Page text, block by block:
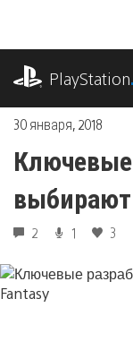
содержимому
PlayStation
30 января, 2018
Ключевые
выбирают
2 1 3